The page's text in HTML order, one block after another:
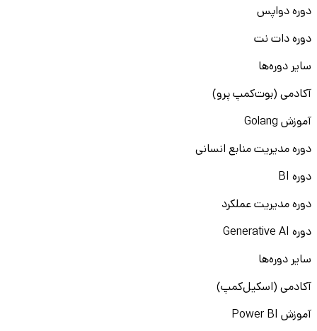
دوره دواپس
دوره دات نت
سایر دوره‌ها
آکادمی (بوت‌کمپ پرو)
آموزش Golang
دوره مدیریت منابع انسانی
دوره BI
دوره مدیریت عملکرد
دوره Generative AI
سایر دوره‌ها
آکادمی (اسکیل‌کمپ)
آموزش Power BI